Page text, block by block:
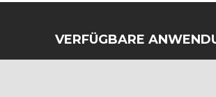
VERFÜGBARE